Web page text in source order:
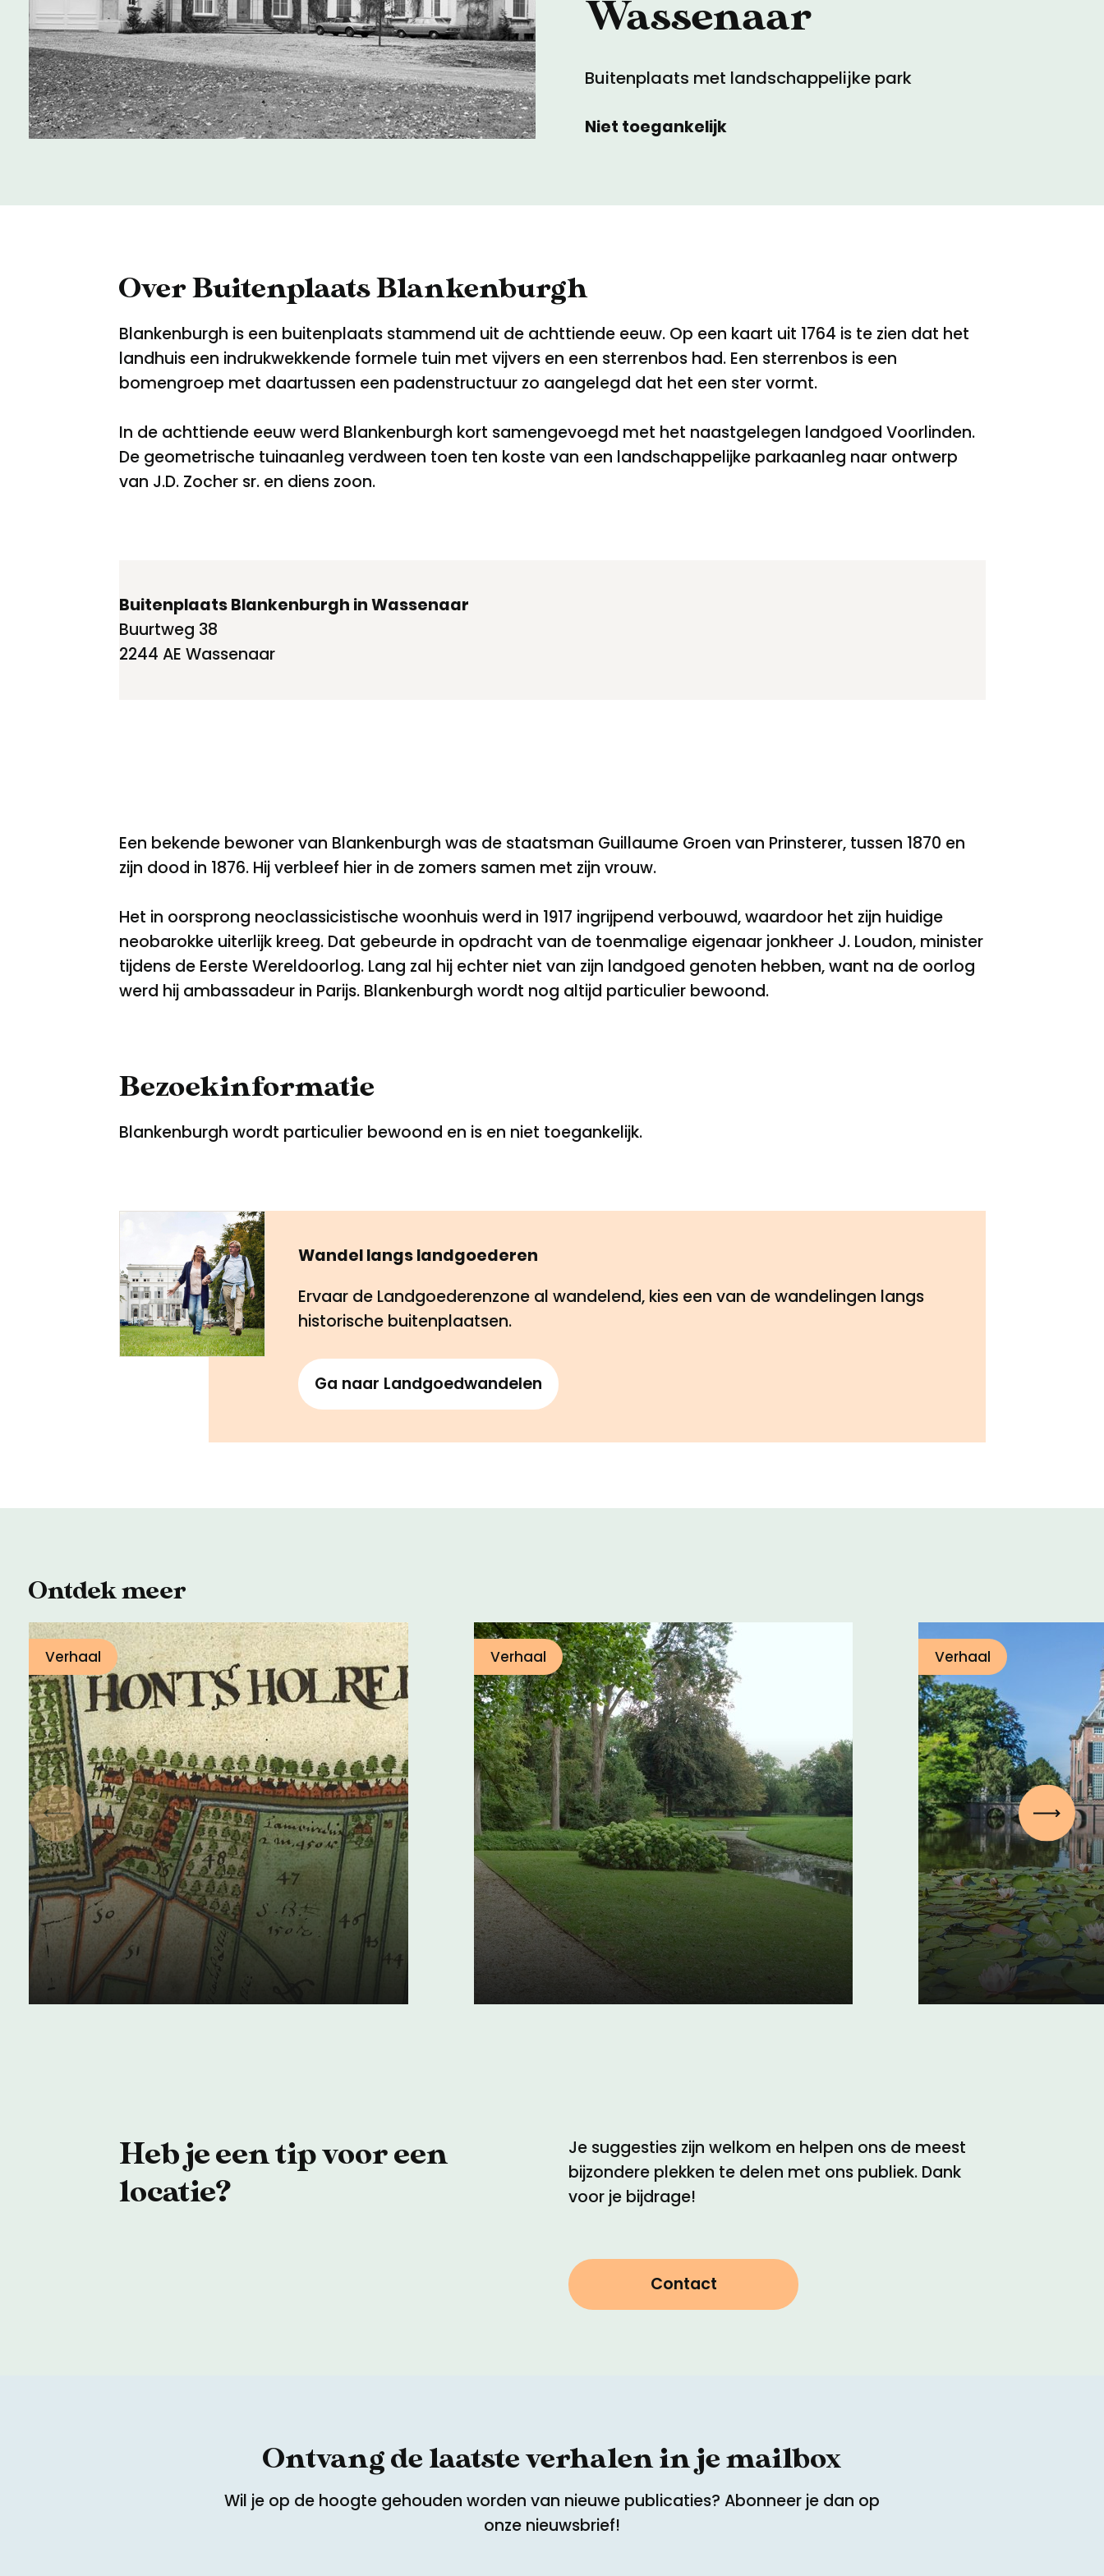
Meld een archeologische vondst
Nieuwsbrief
Toegankelijkheid
Privacyverklaring
Nieuwsbrief
Voorwaarden
Privacyverklaring
Wassenaar
Buitenplaats met landschappelijke park
Niet toegankelijk
Over Buitenplaats Blankenburgh
Blankenburgh is een buitenplaats stammend uit de achttiende eeuw. Op een kaart uit 1764 is te zien dat het
landhuis een indrukwekkende formele tuin met vijvers en een sterrenbos had. Een sterrenbos is een
bomengroep met daartussen een padenstructuur zo aangelegd dat het een ster vormt.
In de achttiende eeuw werd Blankenburgh kort samengevoegd met het naastgelegen landgoed Voorlinden.
De geometrische tuinaanleg verdween toen ten koste van een landschappelijke parkaanleg naar ontwerp
van J.D. Zocher sr. en diens zoon.
Buitenplaats Blankenburgh in Wassenaar
Buurtweg 38
2244 AE Wassenaar
Een bekende bewoner van Blankenburgh was de staatsman Guillaume Groen van Prinsterer, tussen 1870 en
zijn dood in 1876. Hij verbleef hier in de zomers samen met zijn vrouw.
Het in oorsprong neoclassicistische woonhuis werd in 1917 ingrijpend verbouwd, waardoor het zijn huidige
neobarokke uiterlijk kreeg. Dat gebeurde in opdracht van de toenmalige eigenaar jonkheer J. Loudon, minister
tijdens de Eerste Wereldoorlog. Lang zal hij echter niet van zijn landgoed genoten hebben, want na de oorlog
werd hij ambassadeur in Parijs. Blankenburgh wordt nog altijd particulier bewoond.
Bezoekinformatie
Blankenburgh wordt particulier bewoond en is en niet toegankelijk.
Wandel langs landgoederen
Ervaar de Landgoederenzone al wandelend, kies een van de wandelingen langs
historische buitenplaatsen.
Ga naar Landgoedwandelen
Ontdek meer
Geschiedenis van het
Westland
04 juni 2024
Verhaal
Zocherparken in Zuid-
Holland
07 maart 2018
Verhaal
Hoe de
Zuid-
bijna
01 juni 2017
Verhaal
Vorige
Heb je een tip voor een
locatie?
Je suggesties zijn welkom en helpen ons de meest
bijzondere plekken te delen met ons publiek. Dank
voor je bijdrage!
Contact
Ontvang de laatste verhalen in je mailbox
Wil je op de hoogte gehouden worden van nieuwe publicaties? Abonneer je dan op
onze nieuwsbrief!